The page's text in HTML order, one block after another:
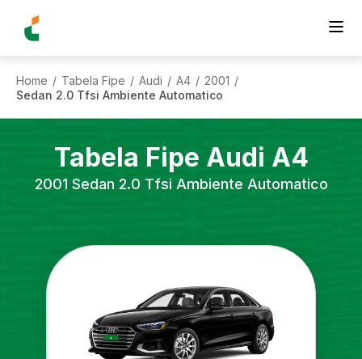
Home / Tabela Fipe / Audi / A4 / 2001 /
Sedan 2.0 Tfsi Ambiente Automatico
Tabela Fipe Audi A4
2001 Sedan 2.0 Tfsi Ambiente Automatico